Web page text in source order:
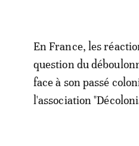
En France, les
question du
face à son passé
l'association